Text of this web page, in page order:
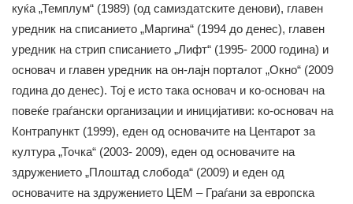
куќа „Темплум“ (1989) (од самиздатските денови), главен
уредник на списанието „Маргина“ (1994 до денес), главен
уредник на стрип списанието „Лифт“ (1995- 2000 година) и
основач и главен уредник на он-лајн порталот „Окно“ (2009
година до денес). Тој е исто така основач и ко-основач на
повеќе граѓански организации и иницијативи: ко-основач на
Контрапункт (1999), еден од основачите на Центарот за
култура „Точка“ (2003- 2009), еден од основачите на
здружението „Плоштад слобода“ (2009) и еден од
основачите на здружението ЦЕМ – Граѓани за европска